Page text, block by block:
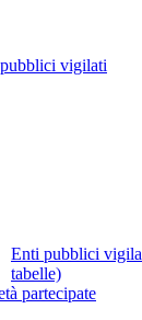
vigilati
Enti pubblici
tabelle)
partecipate